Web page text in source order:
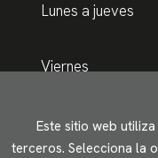
Lunes a jueves
Viernes
Horario de
Este sitio web
terceros. Selecciona la